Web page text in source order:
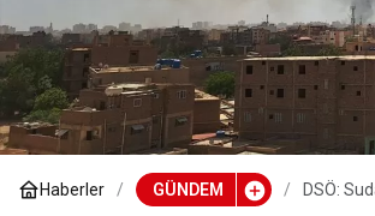
Haberler GÜNDEM
DSÖ: